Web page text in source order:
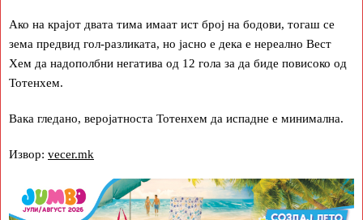
Ако на крајот двата тима имаат ист број на бодови, тогаш се
зема предвид гол-разликата, но јасно е дека е нереално Вест
Хем да надополбни негатива од 12 гола за да биде повисоко од
Тотенхем.
Вака гледано, веројатноста Тотенхем да испадне е минимална.
Извор: vecer.mk